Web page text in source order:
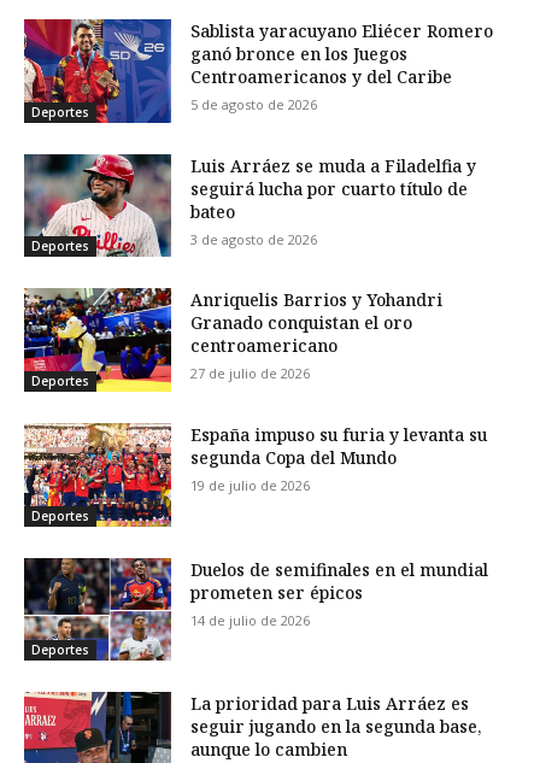
Deportes
Sablista yaracuyano Eliécer Romero
ganó bronce en los Juegos
Centroamericanos y del Caribe
5 de agosto de 2026
Deportes
Luis Arráez se muda a Filadelfia y
seguirá lucha por cuarto título de
bateo
3 de agosto de 2026
Deportes
Anriquelis Barrios y Yohandri
Granado conquistan el oro
centroamericano
27 de julio de 2026
Deportes
España impuso su furia y levanta su
segunda Copa del Mundo
19 de julio de 2026
Deportes
Duelos de semifinales en el mundial
prometen ser épicos
14 de julio de 2026
La prioridad para Luis Arráez es
seguir jugando en la segunda base,
aunque lo cambien